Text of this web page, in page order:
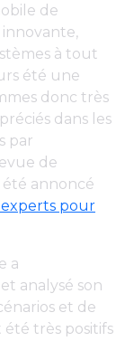
de
à tout
été une
donc très
dans les
par
de
été annoncé
pour
a
analysé son
et de
été très positifs